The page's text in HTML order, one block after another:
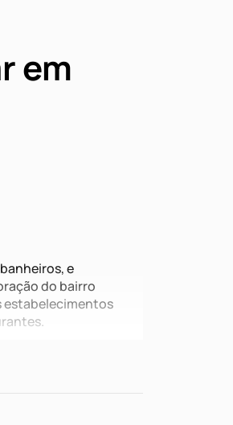
em
e
do bairro
estabelecimentos